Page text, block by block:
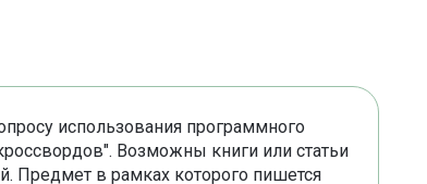
использования программного
Возможны книги или статьи
Предмет в рамках которого пишется